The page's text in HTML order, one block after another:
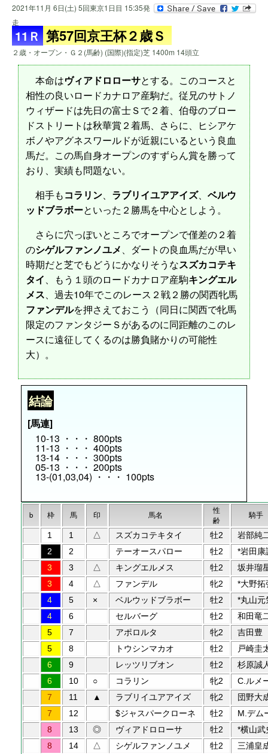
2021年11月 6日(土) 5回東京1日目 15:35発
走
11Ｒ 第57回京王杯２歳Ｓ
２歳・オープン・Ｇ２(馬齢) (国際)(指定)芝 1400m 14頭立
本命はヴィアドロローサとする。このコースと
相性の良いロードカナロア産駒だ。従兄のサトノ
ウィザードは先日の富士Ｓで２着、伯母のブロー
ドストリートは秋華賞２着馬、さらに、ヒシアケ
ボノやアグネスワールドが近親にいるという良血
馬だ。この馬自身オープンのすずらん賞を勝って
おり、実績も問題ない。
相手もコラリン、 ラブリイユアアイズ、 ベルウ
ッドブラボーといった２勝馬を中心としよう。
さらに穴っぽいところでオープンで僅差の２着
のシゲルファンノユメ、ダートの良血馬だが早い
時期だと芝でもどうにかなりそうなスズカコテキ
タイ、もう１頭のロードカナロア産駒キングエル
メス、過去10年でこのレース２戦２勝の関西牝馬
ファンデルを押さえておこう（同日に関西で牝馬
限定のファンタジーＳがあるのに同距離のこのレ
ースに遠征してくるのは勝負賭かりの可能性
大）。
結論
[馬連]
10-13 ・・・ 800pts
11-13 ・・・ 400pts
13-14 ・・・ 300pts
05-13 ・・・ 200pts
13-(01,03,04) ・・・ 100pts
b 枠 馬 印 馬名
性
齢
騎手
1 1 △ スズカコテキタイ 牡2
岩部純
2
2 テーオースパロー 牡2
*岩田康
3
3 △ キングエルメス 牡2
坂井瑠
3
4 △ ファンデル 牝2
*大野拓
4
5 × ベルウッドブラボー 牡2
*丸山元
4
6 セルバーグ 牡2
和田竜
5
7 アポロルタ 牝2
吉田豊
5
8 トウシンマカオ 牡2
戸崎圭
6
9 レッツリブオン 牡2
杉原誠
6
10 ○ コラリン 牝2
C.ルメ
7
11 ▲ ラブリイユアアイズ 牝2
団野大
7
12 $ジャスパークローネ 牡2
M.デム
8
13 ◎ ヴィアドロローサ 牡2
*横山武
8
14 △ シゲルファンノユメ 牡2 三浦皇